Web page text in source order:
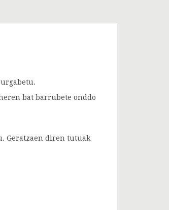
bat barrubete onddo
Geratzaen diren tutuak